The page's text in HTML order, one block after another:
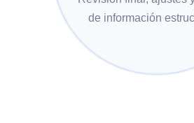
de información